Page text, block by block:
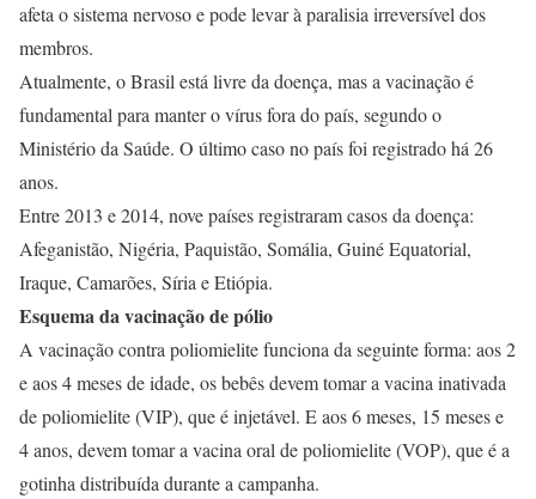
afeta o sistema nervoso e pode levar à paralisia irreversível dos
membros.
Atualmente, o Brasil está livre da doença, mas a vacinação é
fundamental para manter o vírus fora do país, segundo o
Ministério da Saúde. O último caso no país foi registrado há 26
anos.
Entre 2013 e 2014, nove países registraram casos da doença:
Afeganistão, Nigéria, Paquistão, Somália, Guiné Equatorial,
Iraque, Camarões, Síria e Etiópia.
Esquema da vacinação de pólio
A vacinação contra poliomielite funciona da seguinte forma: aos 2
e aos 4 meses de idade, os bebês devem tomar a vacina inativada
de poliomielite (VIP), que é injetável. E aos 6 meses, 15 meses e
4 anos, devem tomar a vacina oral de poliomielite (VOP), que é a
gotinha distribuída durante a campanha.